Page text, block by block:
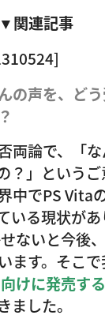
▼関連記事
声を、どう
両論で、「
？」という
中でPS Vita
いる現状が
ないと今後
ます。そこで
けに発売す
ました。